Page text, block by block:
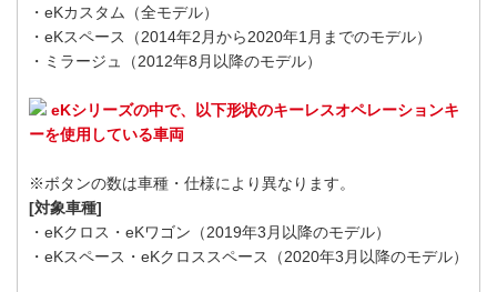
・eKカスタム（全モデル）
・eKスペース（2014年2月から2020年1月までのモデル）
・ミラージュ（2012年8月以降のモデル）
eKシリーズの中で、以下形状のキーレスオペレーションキ
ーを使用している車両
※ボタンの数は車種・仕様により異なります。
[対象車種]
・eKクロス・eKワゴン（2019年3月以降のモデル）
・eKスペース・eKクロススペース（2020年3月以降のモデル）